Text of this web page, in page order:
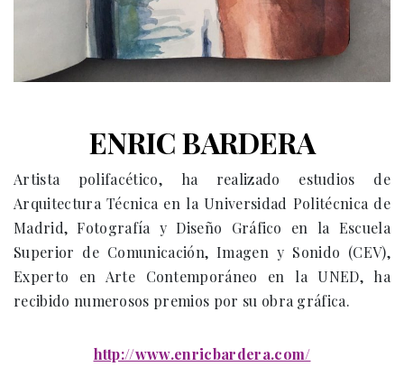
ENRIC BARDERA
Artista polifacético, ha realizado estudios de
Arquitectura Técnica en la Universidad Politécnica de
Madrid, Fotografía y Diseño Gráfico en la Escuela
Superior de Comunicación, Imagen y Sonido (CEV),
Experto en Arte Contemporáneo en la UNED, ha
recibido numerosos premios por su obra gráfica.
http://www.enricbardera.com/